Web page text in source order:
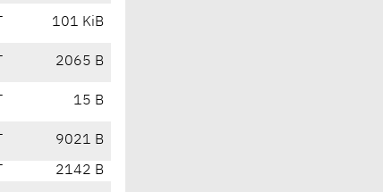
101 KiB
2065 B
15 B
9021 B
2142 B